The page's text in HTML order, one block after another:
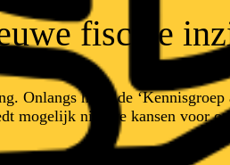
fiscale
Onlangs heeft de
mogelijk nieuwe kansen voor